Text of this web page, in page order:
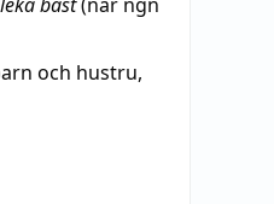
och hustru,